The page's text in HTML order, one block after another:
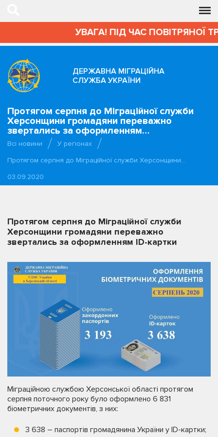
УВАГА! ПІД ЧАС ПОВІТРЯНОЇ
ДЕРЖАВНА МІГРАЦІЙНА
СЛУЖБА УКРАЇНИ
Протягом серпня до Міграційної служби
Херсонщини громадяни переважно
звертались за оформленням…
Всі новини
У регіонах
Протягом серпня до Міграційної служби Херсонщини…
03.09.2020
Протягом серпня до Міграційної служби
Херсонщини громадяни переважно
звертались за оформленням ID-картки
Міграційною службою Херсонської області протягом
серпня поточного року було оформлено 6 831
бioмeтpичниx дoкумeнтiв, з ниx:
3 638 – паспортів громадянина України у ID-картки;